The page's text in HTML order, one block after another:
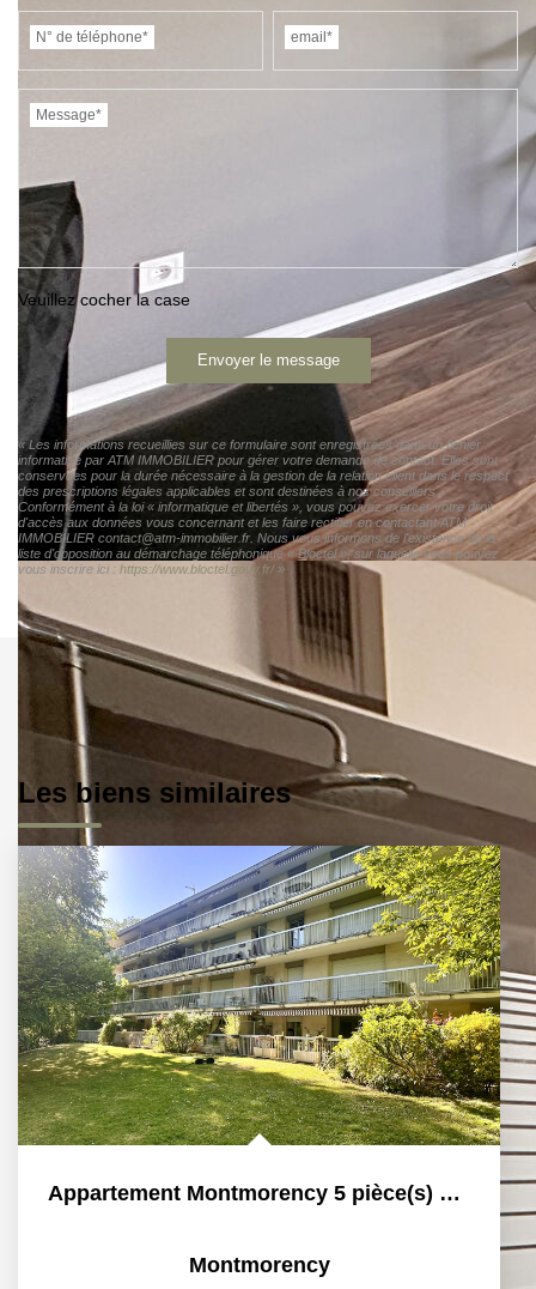
N° de téléphone* email*
Message*
Veuillez cocher la case
Envoyer le message
« Les informations recueillies sur ce formulaire sont enregistrées dans un fichier
informatisé par ATM IMMOBILIER pour gérer votre demande de contact. Elles sont
conservées pour la durée nécessaire à la gestion de la relation client dans le respect
des prescriptions légales applicables et sont destinées à nos conseillers
Conformément à la loi « informatique et libertés », vous pouvez exercer votre droit
d'accès aux données vous concernant et les faire rectifier en contactant ATM
IMMOBILIER contact@atm-immobilier.fr. Nous vous informons de l'existence de la
liste d'opposition au démarchage téléphonique « Bloctel », sur laquelle vous pouvez
vous inscrire ici : https://www.bloctel.gouv.fr/»
Les biens similaires
Appartement Montmorency 5 pièce(s) 117 m2
Montmorency